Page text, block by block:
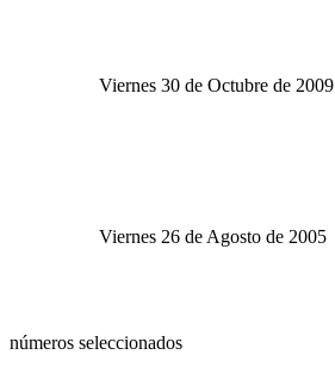
Viernes 30 de Octubre de 2009
Viernes 26 de Agosto de 2005
números seleccionados